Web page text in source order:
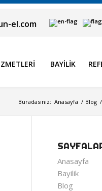
el.com
BAYILIK
Buradasınız: Anasayfa / Blog /
Anasayfa
Bayilik
Blog